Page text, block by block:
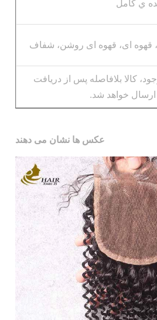
ي کامل
قهوه ای، قهوه ای روشن، شفاف
کالا بلافاصله پس از دریافت
خواهد شد.
عکس ها نشان می دهند